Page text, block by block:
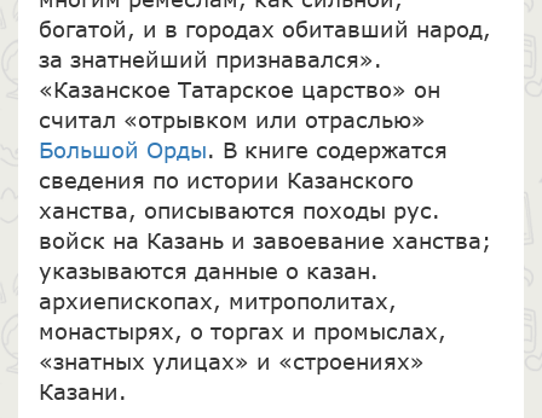
богатой, и в городах обитавший народ,
за знатнейший признавался».
«Казанское Татарское царство» он
считал «отрывком или отраслью»
Большой Орды. В книге содержатся
сведения по истории Казанского
ханства, описываются походы рус.
войск на Казань и завоевание ханства;
указываются данные о казан.
архиепископах, митрополитах,
монастырях, о торгах и промыслах,
«знатных улицах» и «строениях»
Казани.